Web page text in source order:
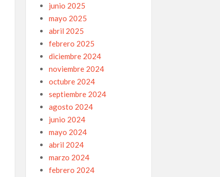
junio 2025
mayo 2025
abril 2025
febrero 2025
diciembre 2024
noviembre 2024
octubre 2024
septiembre 2024
agosto 2024
junio 2024
mayo 2024
abril 2024
marzo 2024
febrero 2024